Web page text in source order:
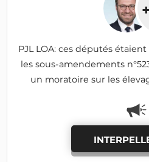
PJL LOA: ces députés
les sous-amendements
un moratoire sur les